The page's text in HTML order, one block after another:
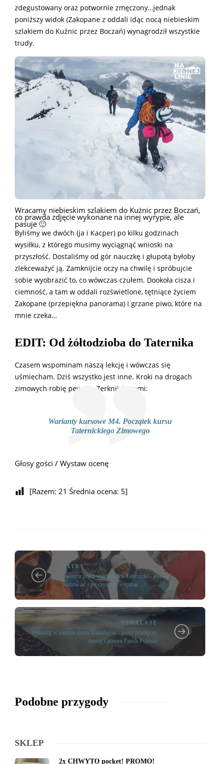
zdegustowany oraz potwornie zmęczony…jednak
poniższy widok (Zakopane z oddali idąc nocą niebieskim
szlakiem do Kuźnic przez Boczań) wynagrodził wszystkie
trudy.
Wracamy niebieskim szlakiem do Kużnic przez Boczań,
co prawda zdjęcie wykonane na innej wyrypie, ale
pasuje 🙂
Byliśmy we dwóch (ja i Kacper) po kilku godzinach
wysiłku, z którego musimy wyciągnąć wnioski na
przyszłość. Dostaliśmy od gór nauczkę i głupotą byłoby
zlekceważyć ją. Zamknijcie oczy na chwilę i spróbujcie
sobie wyobrazić to, co wówczas czułem. Dookoła cisza i
ciemność, a tam w oddali rozświetlone, tętniące życiem
Zakopane (przepiękna panorama) i grzane piwo, które na
mnie czeka…
EDIT: Od żółtodzioba do Taternika
Czasem wspominam naszą lekcję i wówczas się
uśmiecham. Dziś wszystko jest inne. Kroki na drogach
zimowych robię pewnie. Zerknijcie sami:
Warianty kursowe M4. Początek kursu
Taternickiego Zimowego
Głosy gości / Wystaw ocenę
[Razem: 21 Średnia ocena: 5]
TATRY
Świnica przez wierzchołek Taternicki - jest co
podziwiać i po czym się wspinać.
HIMALAJE
Trekking w samym sercu Himalajów - przez przełęcze,
mosty i jeziora Panch Pokhari
Podobne przygody
SKLEP
2x CHWYTO pocket! PROMO!